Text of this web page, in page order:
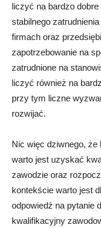
liczyć na bardzo
stabilnego
firmach oraz
zapotrzebowanie na
zatrudnione na
liczyć również na
przy tym liczne
rozwijać.
Nic więc dziwnego,
warto jest uzyskać
zawodzie oraz
kontekście warto jest
odpowiedź na pytanie
kwalifikacyjny